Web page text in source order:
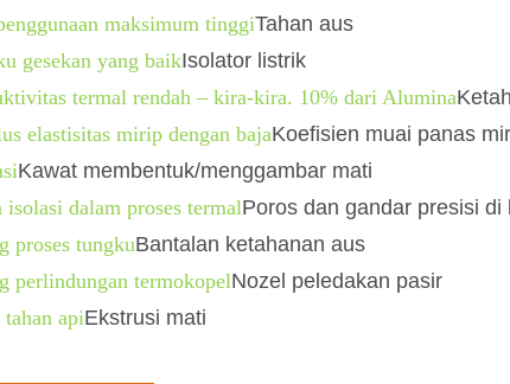
maksimum tinggiTahan aus
gesekan yang baikIsolator listrik
termal rendah – kira-kira. 10% dari Alumina
elastisitas mirip dengan bajaKoefisien muai panas
Kawat membentuk/menggambar mati
isolasi dalam proses termalPoros dan gandar presisi
proses tungkuBantalan ketahanan aus
perlindungan termokopelNozel peledakan pasir
tahan apiEkstrusi mati